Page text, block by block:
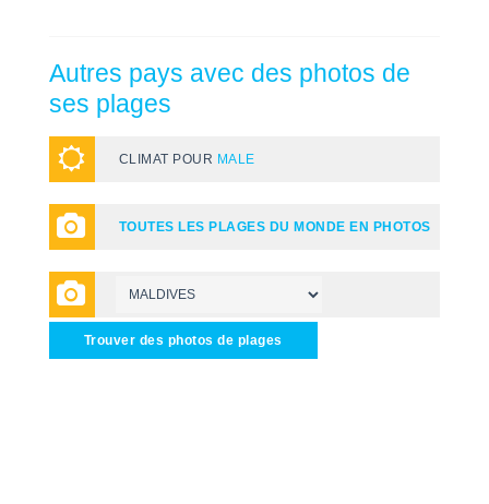
Autres pays avec des photos de
ses plages
CLIMAT POUR MALE
TOUTES LES PLAGES DU MONDE EN PHOTOS
Trouver des photos de plages